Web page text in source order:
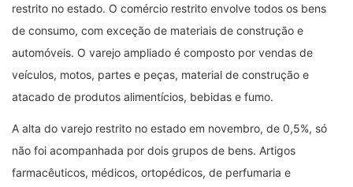
restrito no estado. O comércio restrito envolve todos os bens
de consumo, com exceção de materiais de construção e
automóveis. O varejo ampliado é composto por vendas de
veículos, motos, partes e peças, material de construção e
atacado de produtos alimentícios, bebidas e fumo.
A alta do varejo restrito no estado em novembro, de 0,5%, só
não foi acompanhada por dois grupos de bens. Artigos
farmacêuticos, médicos, ortopédicos, de perfumaria e